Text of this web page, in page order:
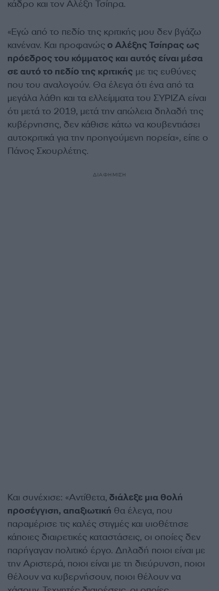
κάδρο και τον Αλέξη Τσίπρα.
«Εγώ από το πεδίο της κριτικής μου δεν βγάζω
κανέναν. Και προφανώς ο Αλέξης Τσίπρας ως
πρόεδρος του κόμματος και αυτός είναι μέσα
σε αυτό το πεδίο της κριτικής με τις ευθύνες
που του αναλογούν. Θα έλεγα ότι ένα από τα
μεγάλα λάθη και τα ελλείμματα του ΣΥΡΙΖΑ είναι
ότι μετά το 2019, μετά την απώλεια δηλαδή της
κυβέρνησης, δεν κάθισε κάτω να κουβεντιάσει
αυτοκριτικά για την προηγούμενη πορεία», είπε ο
Πάνος Σκουρλέτης.
ΔΙΑΦΗΜΙΣΗ
Και συνέχισε: «Αντίθετα, διάλεξε μια θολή
προσέγγιση, απαξιωτική θα έλεγα, που
παραμέρισε τις καλές στιγμές και υιοθέτησε
κάποιες διαιρετικές καταστάσεις, οι οποίες δεν
παρήγαγαν πολιτικό έργο. Δηλαδή ποιοι είναι με
την Αριστερά, ποιοι είναι με τη διεύρυνση, ποιοι
θέλουν να κυβερνήσουν, ποιοι θέλουν να